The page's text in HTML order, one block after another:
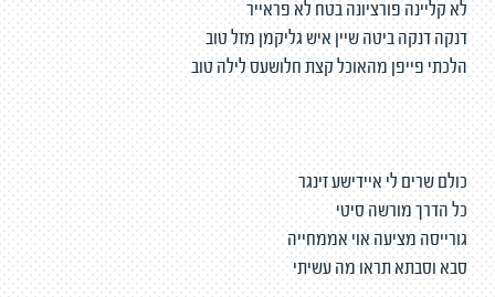
לא קליינה פורציונה בטח לא פראייר
דנקה דנקה ביטה שיין איש גליקמן מזל טוב
הלכתי פייפן מהאוכל קצת חלושעס לילה טוב
כולם שרים לי איידישע זינגר
כל הדרך מורשה סיטי
גורייסה מציעה אוי אממחייה
סבא וסבתא תראו מה עשיתי